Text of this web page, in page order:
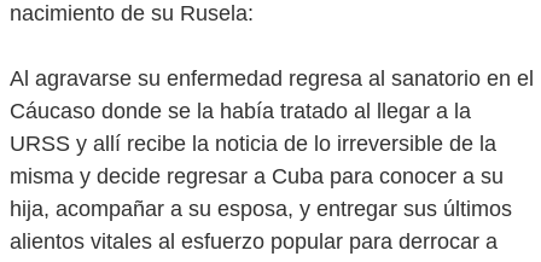
nacimiento de su Rusela:
Al agravarse su enfermedad regresa al sanatorio en el
Cáucaso donde se la había tratado al llegar a la
URSS y allí recibe la noticia de lo irreversible de la
misma y decide regresar a Cuba para conocer a su
hija, acompañar a su esposa, y entregar sus últimos
alientos vitales al esfuerzo popular para derrocar a